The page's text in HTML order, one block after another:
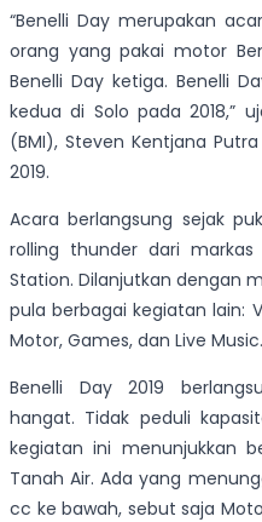
“Benelli Day merupakan
orang yang pakai motor
Benelli Day ketiga. Benelli
kedua di Solo pada 2018,”
(BMI), Steven Kentjana
2019.
Acara berlangsung sejak
rolling thunder dari
Station. Dilanjutkan dengan
pula berbagai kegiatan lain:
Motor, Games, dan Live Music.
Benelli Day 2019
hangat. Tidak peduli
kegiatan ini menunjukkan
Tanah Air. Ada yang
cc ke bawah, sebut saja